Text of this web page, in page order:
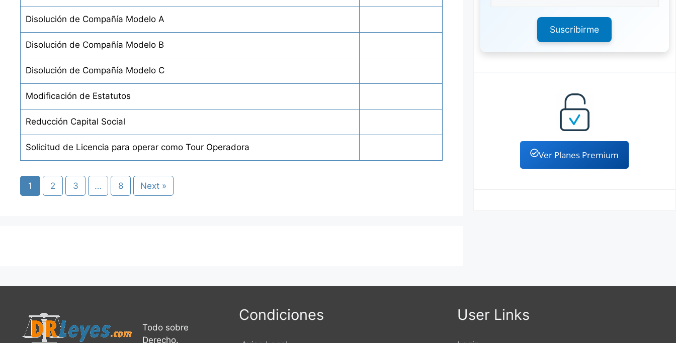
Disolución de Compañía Modelo A
Disolución de Compañía Modelo B
Disolución de Compañía Modelo C
Modificación de Estatutos
Reducción Capital Social
Solicitud de Licencia para operar como Tour Operadora
1 2 3 … 8 Next »
Suscribirme
Ver Planes Premium
Todo sobre
Derecho.
Condiciones User Links